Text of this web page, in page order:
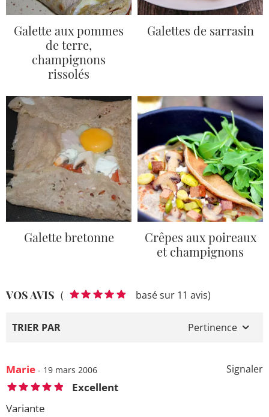
Galette aux pommes
de terre,
champignons
rissolés
Galettes de sarrasin
Galette bretonne
Crêpes aux poireaux
et champignons
VOS AVIS ( basé sur 11 avis)
TRIER PAR Pertinence
Signaler
Marie - 19 mars 2006
Excellent
Variante